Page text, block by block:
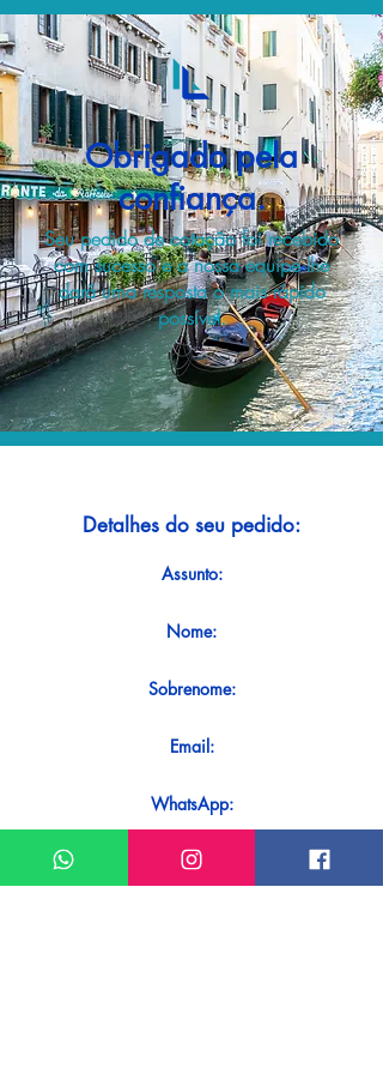
Obrigado pela
confiança.
Seu pedido de cotação foi recebido
com sucesso e a nossa equipe lhe
dará uma resposta o mais rápido
possível.
Detalhes do seu pedido:
Assunto:
Nome:
Sobrenome:
Email:
WhatsApp:
Mensagem: